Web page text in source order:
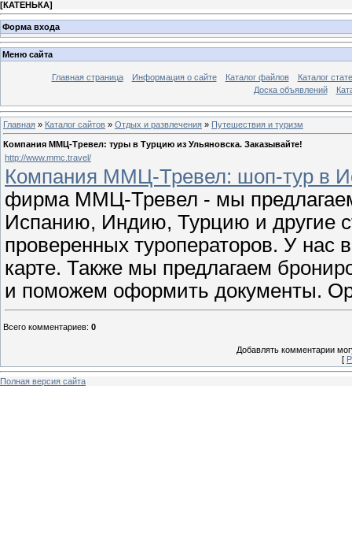
[КАТЕНЬКА]
Форма входа
Меню сайта
Главная страница Информация о сайте Каталог файлов
Каталог
Доска объявлений
Главная » Каталог сайтов » Отдых и развлечения » Путешествия и туризм
Компания ММЦ-Тревел: туры в Турцию из Ульяновска. Заказывайте!
http://www.mmc.travel/
Компания ММЦ-Тревел: шоп-тур в
фирма ММЦ-Тревел - мы
Испанию, Индию, Турцию и другие
проверенных туроператоров. У нас
карте. Также мы предлагаем
и поможем оформить документы.
Всего комментариев: 0
Добавлять комментарии
[
Полная версия сайта